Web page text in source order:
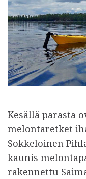
Kesällä parasta
melontaretket
Sokkeloinen
kaunis
rakennettu